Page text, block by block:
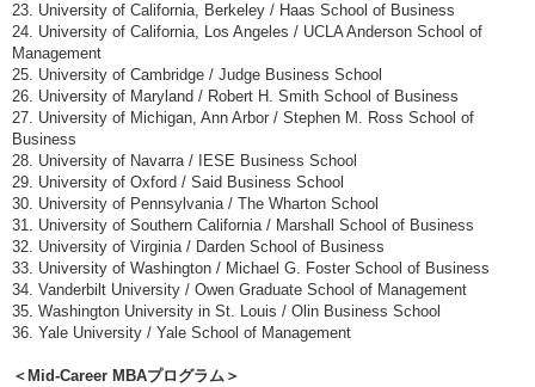
23. University of California, Berkeley / Haas School of Business
24. University of California, Los Angeles / UCLA Anderson School of
Management
25. University of Cambridge / Judge Business School
26. University of Maryland / Robert H. Smith School of Business
27. University of Michigan, Ann Arbor / Stephen M. Ross School of
Business
28. University of Navarra / IESE Business School
29. University of Oxford / Said Business School
30. University of Pennsylvania / The Wharton School
31. University of Southern California / Marshall School of Business
32. University of Virginia / Darden School of Business
33. University of Washington / Michael G. Foster School of Business
34. Vanderbilt University / Owen Graduate School of Management
35. Washington University in St. Louis / Olin Business School
36. Yale University / Yale School of Management
＜Mid-Career MBAプログラム＞